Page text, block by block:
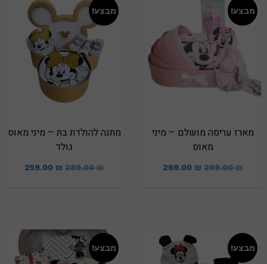
מבצע!
מארז עריסה מושלם – מיני
מאוס
299.00₪
269.00 ₪
מבצע!
מתנה להולדת בת – מיני מאוס
גולד
289.00₪
259.00 ₪
מבצע! מבצע!